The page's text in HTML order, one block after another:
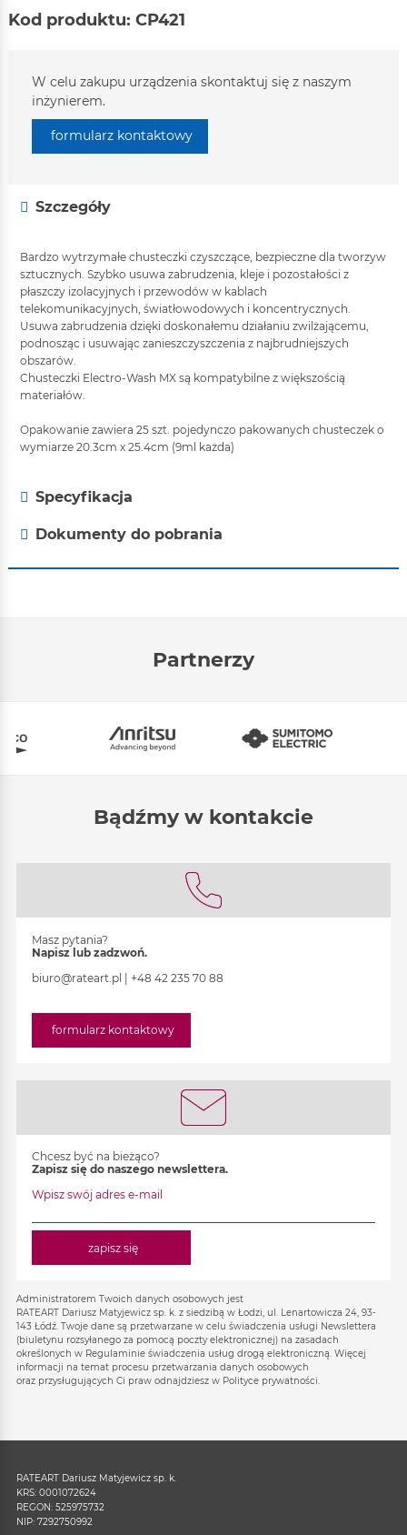
Kod produktu: CP421
W celu zakupu urządzenia skontaktuj się z naszym
inżynierem.
formularz kontaktowy
Szczegóły
Bardzo wytrzymałe chusteczki czyszczące, bezpieczne dla tworzyw
sztucznych. Szybko usuwa zabrudzenia, kleje i pozostałości z
płaszczy izolacyjnych i przewodów w kablach
telekomunikacyjnych, światłowodowych i koncentrycznych.
Usuwa zabrudzenia dzięki doskonałemu działaniu zwilżającemu,
podnosząc i usuwając zanieszczyszczenia z najbrudniejszych
obszarów.
Chusteczki Electro-Wash MX są kompatybilne z większością
materiałów.
Opakowanie zawiera 25 szt. pojedynczo pakowanych chusteczek o
wymiarze 20.3cm x 25.4cm (9ml każda)
Specyfikacja
Dokumenty do pobrania
Partnerzy
Bądźmy w kontakcie
Masz pytania?
Napisz lub zadzwoń.
biuro@rateart.pl |+48 42 235 70 88
formularz kontaktowy
Chcesz być na bieżąco?
Zapisz się do naszego newslettera.
Wpisz swój adres e-mail
zapisz się
Administratorem Twoich danych osobowych jest
RATEART Dariusz Matyjewicz sp. k. z siedzibą w Łodzi, ul. Lenartowicza 24, 93-
143 Łódź. Twoje dane są przetwarzane w celu świadczenia usługi Newslettera
(biuletynu rozsyłanego za pomocą poczty elektronicznej) na zasadach
określonych w Regulaminie świadczenia usług drogą elektroniczną. Więcej
informacji na temat procesu przetwarzania danych osobowych
oraz przysługujących Ci praw odnajdziesz w Polityce prywatności.
RATEART Dariusz Matyjewicz sp. k.
KRS: 0001072624
REGON: 525975732
NIP: 7292750992